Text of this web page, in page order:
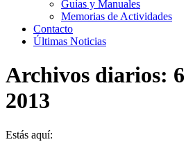
Guías y Manuales
Memorias de Actividades
Contacto
Últimas Noticias
Archivos diarios:
2013
Estás aquí: